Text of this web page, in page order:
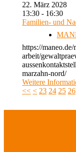
22. März 2028
13:30 - 16:30
Familien- und
https://maneo.de/
arbeit/
marzahn-nord/
Weitere
<< < 23 24 25 26